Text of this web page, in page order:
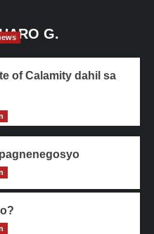
G.
of Calamity dahil sa